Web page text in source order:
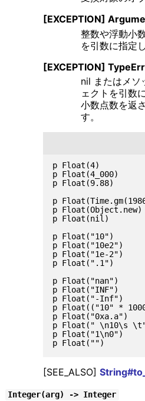
[EXCEPTION]
整数や浮動小
を引数に指定
[EXCEPTION]
nil またはメソ
ェクトを引数
小数点数を返
す。
p Float(4)
p Float(4_000)
p Float(9.88)
p
p
p Float(nil)
p Float("10")
p Float("10e2")
p Float("1e-2")
p Float(".1")
p Float("nan")
p Float("INF")
p Float("-Inf")
p Float(("10" *
p Float("0xa.a")
p Float(" \n10\s \t")
p Float("1\n0")
[SEE_ALSO]
Integer(arg) -> Integer